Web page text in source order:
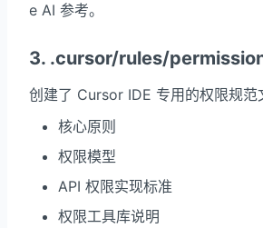
e AI 参考。
3. .cursor/rules/
创建了 Cursor IDE 专用的权限规范
核心原则
权限模型
API 权限实现标准
权限工具库说明